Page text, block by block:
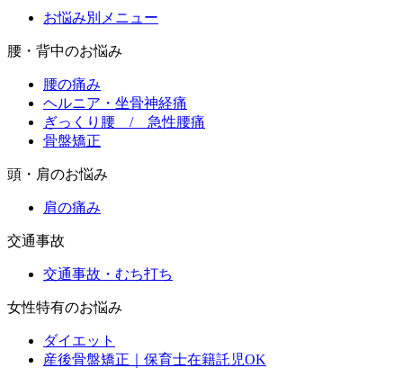
お悩み別メニュー
腰・背中のお悩み
腰の痛み
ヘルニア・坐骨神経痛
ぎっくり腰 / 急性腰痛
骨盤矯正
頭・肩のお悩み
肩の痛み
交通事故
交通事故・むち打ち
女性特有のお悩み
ダイエット
産後骨盤矯正｜保育士在籍託児OK